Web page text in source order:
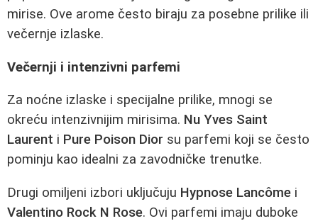
mirise. Ove arome često biraju za posebne prilike ili
večernje izlaske.
Večernji i intenzivni parfemi
Za noćne izlaske i specijalne prilike, mnogi se
okreću intenzivnijim mirisima. Nu Yves Saint
Laurent i Pure Poison Dior su parfemi koji se često
pominju kao idealni za zavodničke trenutke.
Drugi omiljeni izbori uključuju Hypnose Lancôme i
Valentino Rock N Rose. Ovi parfemi imaju duboke